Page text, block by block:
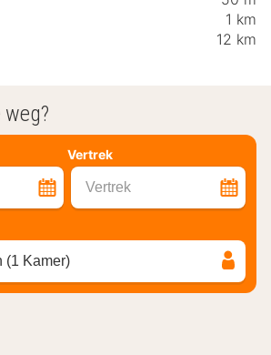
1 km
12 km
Vertrek
Vertrek
(1 Kamer)